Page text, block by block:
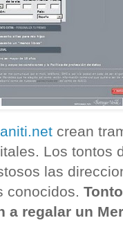
crean
Los tontos
las
conocidos. Tonto
a regalar un